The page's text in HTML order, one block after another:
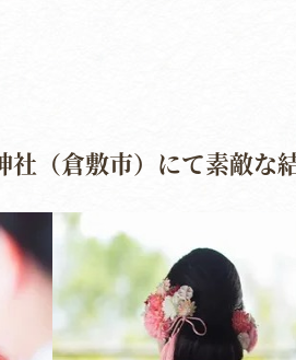
（倉敷市）にて素敵な